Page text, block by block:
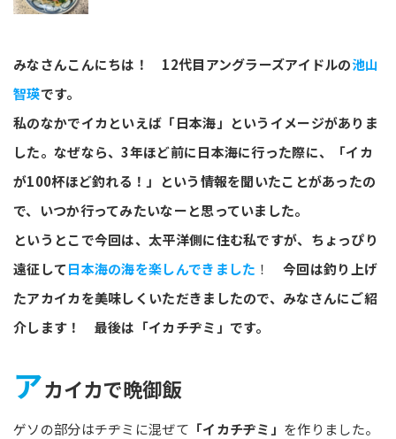
みなさんこんにちは！ 12代目アングラーズアイドルの池山
智瑛です。
私のなかでイカといえば「日本海」というイメージがありま
した。なぜなら、3年ほど前に日本海に行った際に、「イカ
が100杯ほど釣れる！」という情報を聞いたことがあったの
で、いつか行ってみたいなーと思っていました。
というとこで今回は、太平洋側に住む私ですが、ちょっぴり
遠征して日本海の海を楽しんできました ！今回は釣り上げ
たアカイカを美味しくいただきましたので、みなさんにご紹
介します！ 最後は「イカチヂミ」です。
アカイカで晩御飯
ゲソの部分はチヂミに混ぜて 「イカチヂミ」 を作りました。